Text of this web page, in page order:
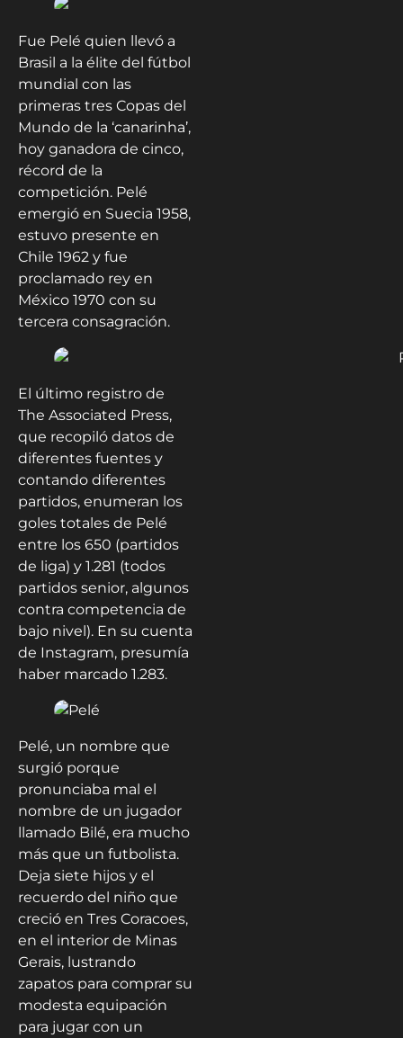
Fue Pelé quien llevó a
Brasil a la élite del fútbol
mundial con las
primeras tres Copas del
Mundo de la ‘canarinha’,
hoy ganadora de cinco,
récord de la
competición. Pelé
emergió en Suecia 1958,
estuvo presente en
Chile 1962 y fue
proclamado rey en
México 1970 con su
tercera consagración.
El último registro de
The Associated Press,
que recopiló datos de
diferentes fuentes y
contando diferentes
partidos, enumeran los
goles totales de Pelé
entre los 650 (partidos
de liga) y 1.281 (todos
partidos senior, algunos
contra competencia de
bajo nivel). En su cuenta
de Instagram, presumía
haber marcado 1.283.
Pelé, un nombre que
surgió porque
pronunciaba mal el
nombre de un jugador
llamado Bilé, era mucho
más que un futbolista.
Deja siete hijos y el
recuerdo del niño que
creció en Tres Coracoes,
en el interior de Minas
Gerais, lustrando
zapatos para comprar su
modesta equipación
para jugar con un